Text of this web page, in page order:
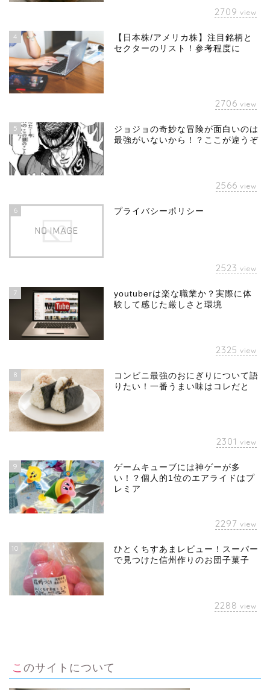
2709 view
4
【日本株/アメリカ株】注目銘柄と
セクターのリスト！参考程度に
2706 view
5
ジョジョの奇妙な冒険が面白いのは
最強がいないから！？ここが違うぞ
2566 view
6 プライバシーポリシー
2523 view
7
youtuberは楽な職業か？実際に体
験して感じた厳しさと環境
2325 view
8
コンビニ最強のおにぎりについて語
りたい！一番うまい味はコレだと
2301 view
9
ゲームキューブには神ゲーが多
い！？個人的1位のエアライドはプ
レミア
2297 view
10
ひとくちすあまレビュー！スーパー
で見つけた信州作りのお団子菓子
2288 view
このサイトについて